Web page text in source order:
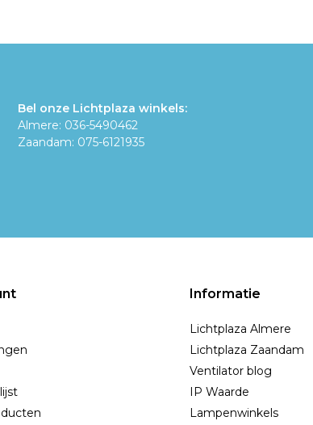
Bel onze Lichtplaza winkels:
Almere: 036-5490462
Zaandam: 075-6121935
Informatie
Lichtplaza Almere
Lichtplaza Zaandam
Ventilator blog
IP Waarde
Lampenwinkels